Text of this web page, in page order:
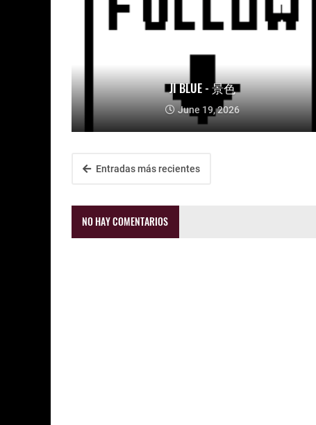
JI BLUE - 景色
June 19, 2026
Entradas más recientes
NO HAY COMENTARIOS